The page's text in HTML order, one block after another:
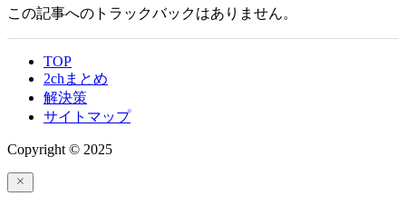
この記事へのトラックバックはありません。
TOP
2chまとめ
解決策
サイトマップ
Copyright © 2025